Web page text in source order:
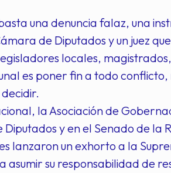
una denuncia falaz, una
de Diputados y un juez
locales,
es poner fin a todo
la Asociación de
y en el Senado de la
lanzaron un exhorto a la
asumir su responsabilidad de